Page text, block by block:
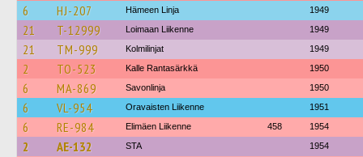
6 HJ-207 Hämeen Linja 1949
21 T-12999 Loimaan Liikenne 1949
21 TM-999 Kolmilinjat 1949
2 TO-523 Kalle Rantasärkkä 1950
6 MA-869 Savonlinja 1950
6 VL-954 Oravaisten Liikenne 1951
6 RE-984 Elimäen Liikenne 458 1954
2 AE-132 STA 1954